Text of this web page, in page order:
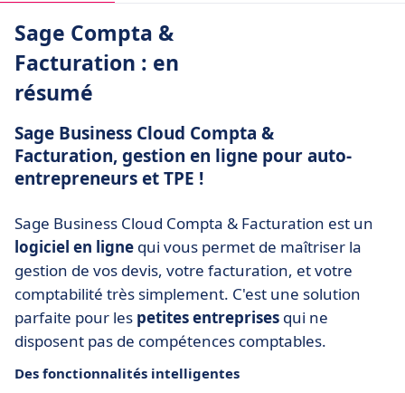
Sage Compta &
Facturation : en
résumé
Sage Business Cloud Compta &
Facturation, gestion en ligne pour auto-
entrepreneurs et TPE !
Sage Business Cloud Compta & Facturation est un
logiciel en ligne qui vous permet de maîtriser la
gestion de vos devis, votre facturation, et votre
comptabilité très simplement. C'est une solution
parfaite pour les petites entreprises qui ne
disposent pas de compétences comptables.
Des fonctionnalités intelligentes